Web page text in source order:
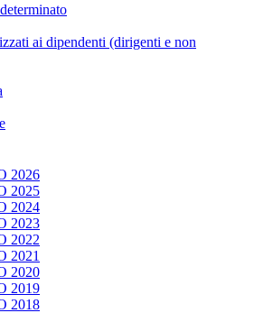
ai dipendenti (dirigenti e non
2026
2025
2024
2023
2022
2021
2020
2019
2018